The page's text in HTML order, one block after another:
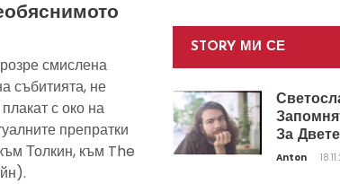
смислена
събитията, не
с око на
препратки
Толкин, към The
STORY МИ СЕ
За
Anton